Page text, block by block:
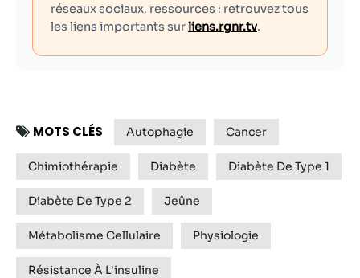
réseaux sociaux, ressources : retrouvez tous
les liens importants surliens.rgnr.tv.
MOTS CLÉS Autophagie Cancer
Chimiothérapie Diabète Diabète De Type 1
Diabète De Type 2 Jeûne
Métabolisme Cellulaire Physiologie
Résistance À L'insuline